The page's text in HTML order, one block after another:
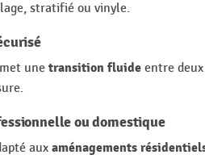
stratifié ou vinyle.
une transition fluide entre
ou domestique
aux aménagements